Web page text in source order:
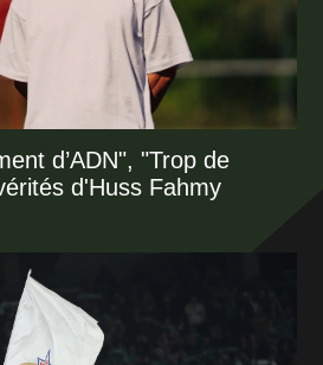
d’ADN", "Trop de
d'Huss Fahmy